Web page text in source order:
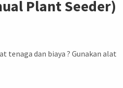
Plant Seeder)
tenaga dan biaya ? Gunakan alat